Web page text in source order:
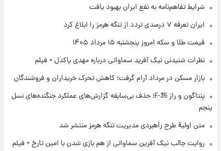
۱ روز پیش
ارزش سهام عدالت برای امروز چهارشنبه ۱۴ مرداد
آغاز طرح جدید فروش مشارکت در تولید سایپا؛
سود مشارکت چند درصد است؟
شرایط تفاهم‌نامه به نفع ایران بهبود یافت
ایران تعرفه ۷ درصدی تردد از تنگه هرمز را ابلاغ کرد
قیمت طلا و سکه امروز پنجشنبه ۱۵ مرداد ۱۴۰۵
نظرات شنیدنی نیک آفرید سماواتی درباره مهدی پاکدل + فیلم
بازار مسکن در مرداد آرام گرفت؛ کاهش تحرک خریداران و فروشندگان
پنتاگون و راز F-35؛ حذف بی‌سابقه گزارش‌های عملکرد جنگنده‌های نسل
پنجم
متن اولیۀ طرح راهبردی مدیریت تنگه هرمز منتشر شد
روایت جالب نیک آفرین سماواتی از هم بازی شدن با امین تارخ + فیلم